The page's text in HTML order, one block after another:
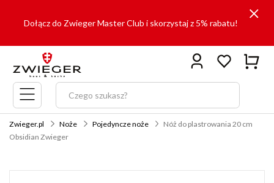
Dołącz do Zwieger Master Club i skorzystaj z 5% rabatu!
Menu
główne
Zwieger.pl Noże Pojedyncze noże
Nóż do plastrowania 20 cm
Obsidian Zwieger